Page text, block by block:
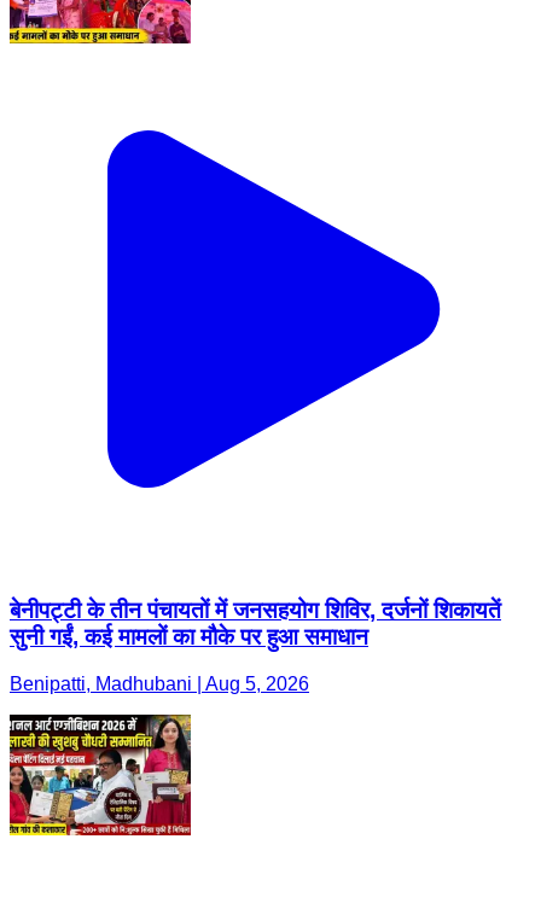
बेनीपट्टी के तीन पंचायतों में जनसहयोग शिविर, दर्जनों शिकायतें
सुनी गईं, कई मामलों का मौके पर हुआ समाधान
Benipatti, Madhubani | Aug 5, 2026